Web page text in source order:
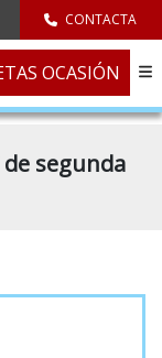
CONTACTA
OCASIÓN
segunda